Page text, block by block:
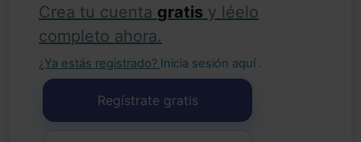
Crea tu cuenta gratis y léelo
completo ahora.
¿Ya estás registrado? Inicia sesión aquí .
Regístrate gratis